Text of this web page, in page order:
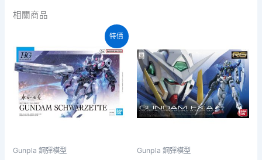
相關商品
特價
Gunpla 鋼彈模型 Gunpla 鋼彈模型